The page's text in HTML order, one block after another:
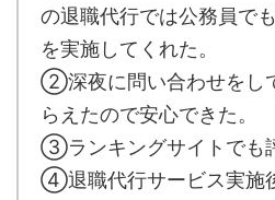
の退職代行では公務員で
を実施してくれた。
②深夜に問い合わせをし
らえたので安心できた。
③ランキングサイトでも
④退職代行サービス実施